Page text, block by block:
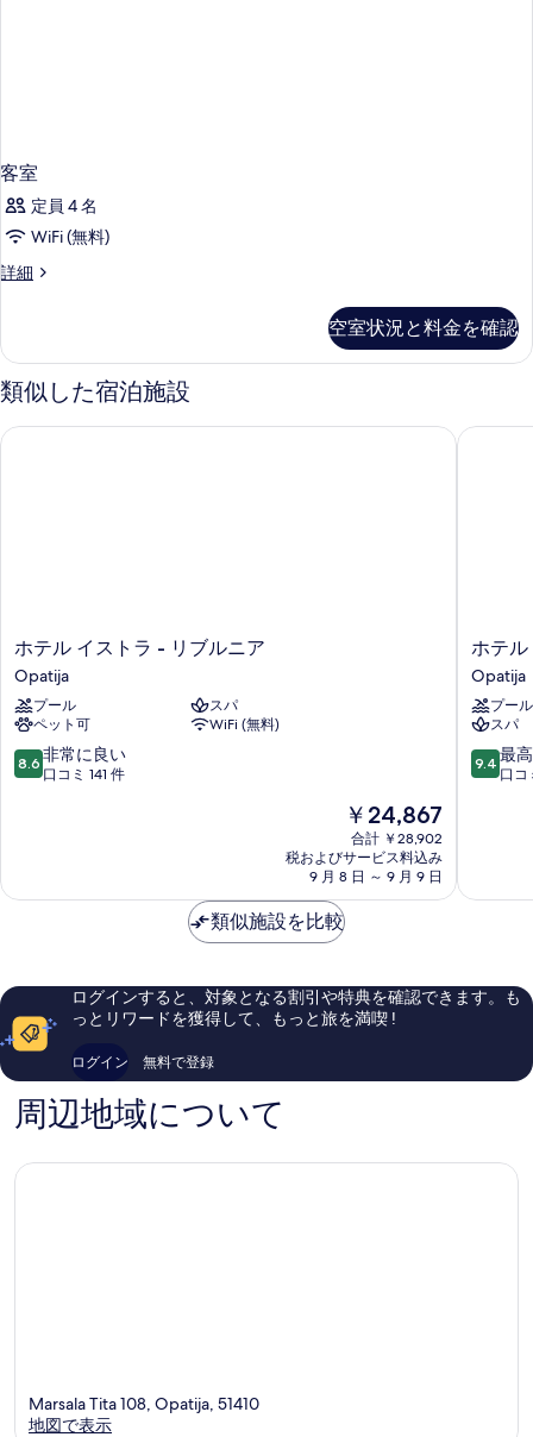
客室
定員 4 名
WiFi (無料)
詳細
客
細
空室状況と料金を確認
類似した宿泊施設
ホ
テ
ル
イ
ス
ト
ラ
ア
ホテル イストラ - リブルニア
Opatija
プール
スパ
ペット可
WiFi (無料)
10
段
に
コ
141
件
の
口
ミ
8.6 非常に良い
口コミ 141 件
現
在
の
料
金
は
￥24,867
￥24,867
合計 ￥28,902
税およびサービス料込み
9 月 8 日 ～ 9 月 9 日
ホテル イストラ - リブルニア
ホ
テ
ル
ド
ミ
ノ
Opatija
ホテル
Opatija
プール
スパ
10
段
に
し
い、
の
9.4 最
口コ
ホテル
類似施設を比較
ログインすると、対象となる割引や特典を確認できます。も
っとリワードを獲得して、もっと旅を満喫 !
ログイン 無料で登録
周辺地域について
Marsala Tita 108, Opatija, 51410
地図で表示